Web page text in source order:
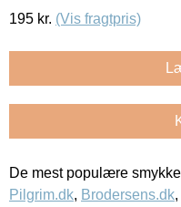
195 kr. (Vis fragtpris)
De mest populære
Pilgrim.dk, Brodersens.dk,